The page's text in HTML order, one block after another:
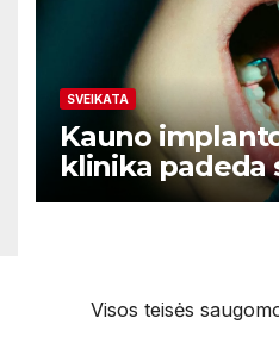
SVEIKATA
Kauno
klinika padeda
dantenų
Visos teisės